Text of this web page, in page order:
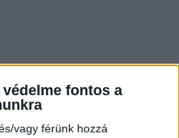
fontos a
vagy férünk hozzá